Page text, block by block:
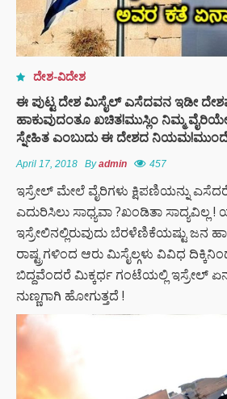
ದೇಶ-ವಿದೇಶ
ಈ ಪುಟ್ಟ ದೇಶ ಮಿಸೈಲ್ ಎಸೆದವನ ಇಡೀ
ಹಾಕುವುದಂತೂ ಖಚಿತ!ಮುಸ್ಲಿಂ ನಿಮ್ಮ
ಸ್ನೇಹಿತ ಎಂಬುದು ಈ ದೇಶದ
April 17, 2018 Byadmin 457
ಇಸ್ರೇಲ್ ಮೇಲೆ ವೈರಿಗಳು ಕ್ಷಿಪಣಿಯನ್ನು
ಎದುರಿಸಿಲು ಸಾಧ್ಯವಾ ?ಖಂಡಿತಾ ಸಾದ್ಯವಿಲ್ಲ
ಇಸ್ರೇಲಿನಲ್ಲಿರುವುದು ಬೆರಳೆಣಿಕೆಯಷ್ಟು ಜನ
ರಾಷ್ಟ್ರಗಳಿಂದ ಆರು ಮಿಸೈಲ್ಗಳು ವಿವಿಧ
ಬಿದ್ದವೆಂದರೆ ಮಿಕ್ಕರ್ಧ ಗಂಟೆಯಲ್ಲಿ ಇಸ್ರೇಲ್
ನುಣ್ಣಗಾಗಿ ಹೋಗುತ್ತದೆ !